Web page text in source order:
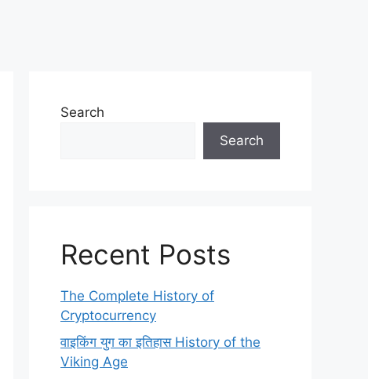
Search
Search
Recent Posts
The Complete History of
Cryptocurrency
वाइकिंग युग का इतिहास History of the
Viking Age